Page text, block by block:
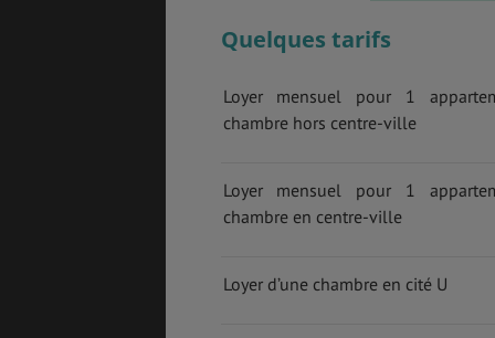
Quelques tarifs
Loyer mensuel pour 1
chambre hors centre-ville
Loyer mensuel pour 1
chambre en centre-ville
Loyer d’une chambre en cité U